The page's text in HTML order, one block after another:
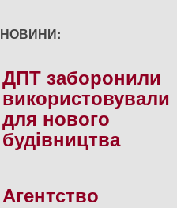
НОВИНИ:
ДПТ заборонили
використовували
для нового
будiвництва
Агентство